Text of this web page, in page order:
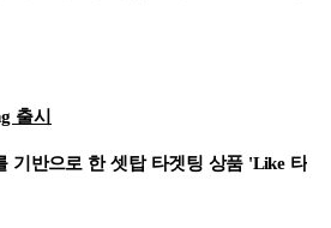
출시
기반으로 한 셋탑 타겟팅 상품 'Like 타